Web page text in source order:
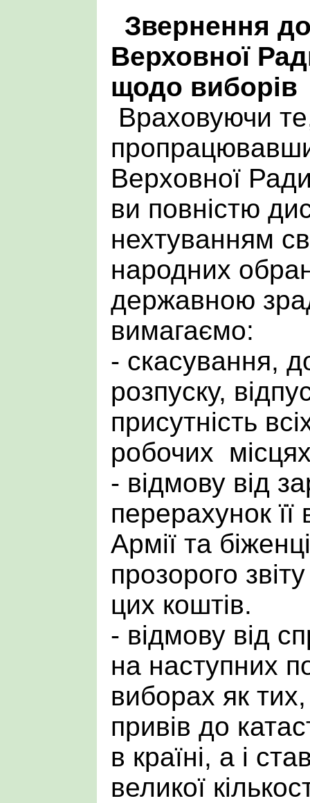
Звернення
Верховної
щодо виборів
Враховуючи
Верховної
ви повністю
нехтуванням
народних
державною
вимагаємо:
- скасування,
розпуску,
присутність
робочих
- відмову від
перерахунок
Армії та
прозорого
цих коштів.
- відмову від
на наступних
виборах як
привів до
в країні, а і
великої